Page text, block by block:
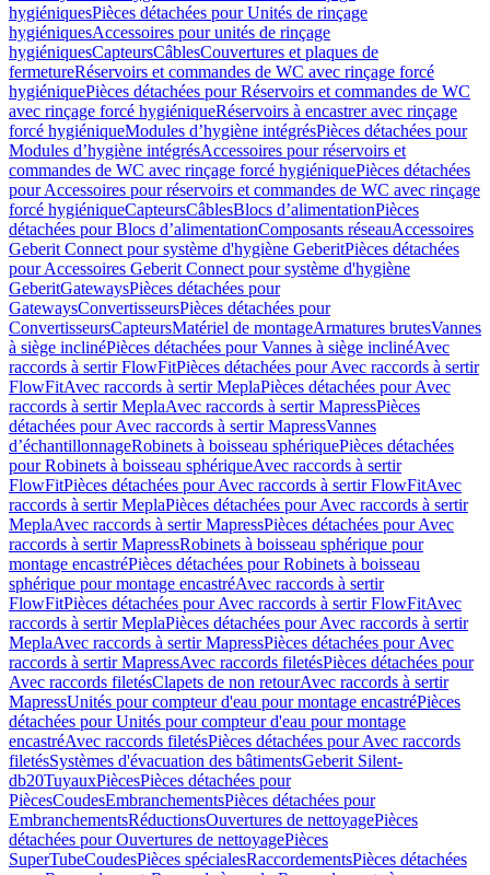
hygiéniquesPièces détachées pour Unités de rinçage
hygiéniquesAccessoires pour unités de rinçage
hygiéniquesCapteursCâblesCouvertures et plaques de
fermetureRéservoirs et commandes de WC avec rinçage forcé
hygiéniquePièces détachées pour Réservoirs et commandes de WC
avec rinçage forcé hygiéniqueRéservoirs à encastrer avec rinçage
forcé hygiéniqueModules d’hygiène intégrésPièces détachées pour
Modules d’hygiène intégrésAccessoires pour réservoirs et
commandes de WC avec rinçage forcé hygiéniquePièces détachées
pour Accessoires pour réservoirs et commandes de WC avec rinçage
forcé hygiéniqueCapteursCâblesBlocs d’alimentationPièces
détachées pour Blocs d’alimentationComposants réseauAccessoires
Geberit Connect pour système d'hygiène GeberitPièces détachées
pour Accessoires Geberit Connect pour système d'hygiène
GeberitGatewaysPièces détachées pour
GatewaysConvertisseursPièces détachées pour
ConvertisseursCapteursMatériel de montageArmatures brutesVannes
à siège inclinéPièces détachées pour Vannes à siège inclinéAvec
raccords à sertir FlowFitPièces détachées pour Avec raccords à sertir
FlowFitAvec raccords à sertir MeplaPièces détachées pour Avec
raccords à sertir MeplaAvec raccords à sertir MapressPièces
détachées pour Avec raccords à sertir MapressVannes
d’échantillonnageRobinets à boisseau sphériquePièces détachées
pour Robinets à boisseau sphériqueAvec raccords à sertir
FlowFitPièces détachées pour Avec raccords à sertir FlowFitAvec
raccords à sertir MeplaPièces détachées pour Avec raccords à sertir
MeplaAvec raccords à sertir MapressPièces détachées pour Avec
raccords à sertir MapressRobinets à boisseau sphérique pour
montage encastréPièces détachées pour Robinets à boisseau
sphérique pour montage encastréAvec raccords à sertir
FlowFitPièces détachées pour Avec raccords à sertir FlowFitAvec
raccords à sertir MeplaPièces détachées pour Avec raccords à sertir
MeplaAvec raccords à sertir MapressPièces détachées pour Avec
raccords à sertir MapressAvec raccords filetésPièces détachées pour
Avec raccords filetésClapets de non retourAvec raccords à sertir
MapressUnités pour compteur d'eau pour montage encastréPièces
détachées pour Unités pour compteur d'eau pour montage
encastréAvec raccords filetésPièces détachées pour Avec raccords
filetésSystèmes d'évacuation des bâtimentsGeberit Silent-
db20TuyauxPiècesPièces détachées pour
PiècesCoudesEmbranchementsPièces détachées pour
EmbranchementsRéductionsOuvertures de nettoyagePièces
détachées pour Ouvertures de nettoyagePièces
SuperTubeCoudesPièces spécialesRaccordementsPièces détachées